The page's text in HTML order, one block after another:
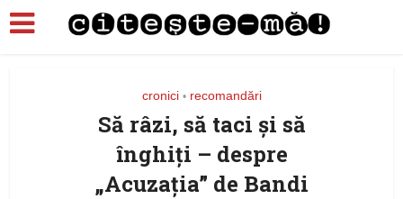
cronici • recomandări
Să râzi, să taci şi să
înghiţi – despre
„Acuzaţia” de Bandi